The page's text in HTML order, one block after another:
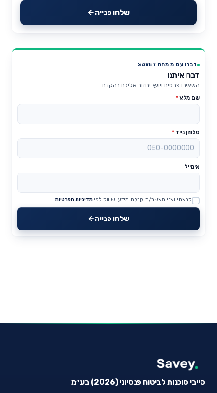
שלחו פנייה
דברו עם מומחה SAVEY
דברו איתנו
השאירו פרטים ויועץ יחזור אליכם בהקדם.
שם מלא*
טלפון נייד *
אימייל
Website
קראתי ואני מאשר/ת קבלת מידע ושיווק לפי מדיניות הפרטיות
שלחו פנייה
סייבי סוכנות לביטוח פנסיוני (2026) בע״מ